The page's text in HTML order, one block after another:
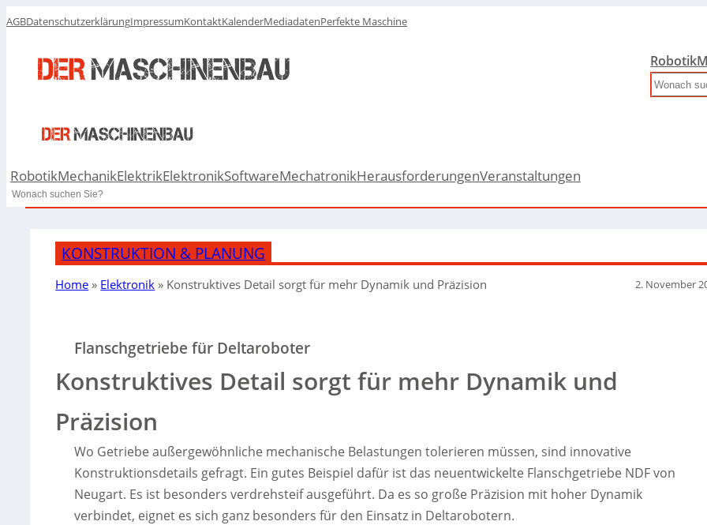
AGBDatenschutzerklärungImpressumKontaktKalenderMediadatenPerfekte Maschine
Robotik
Search
RobotikMechanikElektrikElektronikSoftwareMechatronikHerausforderungenVeranstaltungen
Search
KONSTRUKTION & PLANUNG
Home » Elektronik » Konstruktives Detail sorgt für mehr Dynamik und Präzision 2. November
Flanschgetriebe für Deltaroboter
Konstruktives Detail sorgt für mehr Dynamik und
Präzision
Wo Getriebe außergewöhnliche mechanische Belastungen tolerieren müssen, sind innovative
Konstruktionsdetails gefragt. Ein gutes Beispiel dafür ist das neuentwickelte Flanschgetriebe NDF von
Neugart. Es ist besonders verdrehsteif ausgeführt. Da es so große Präzision mit hoher Dynamik
verbindet, eignet es sich ganz besonders für den Einsatz in Deltarobotern.